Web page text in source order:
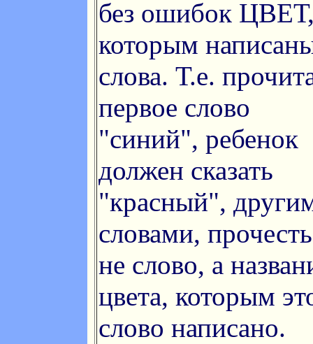
без ошибок
которым
слова. Т.е.
первое слово
"синий", ребенок
должен сказать
"красный",
словами, прочесть
не слово, а
цвета, которым
слово написано.